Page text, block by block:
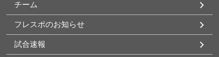
チーム
フレスポのお知らせ
試合速報